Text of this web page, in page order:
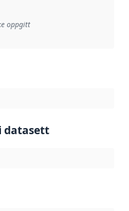
til en implementasjonsregel
oppgitt
datasett